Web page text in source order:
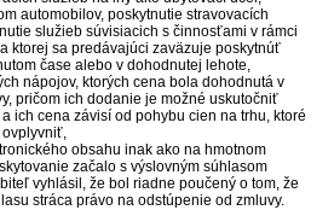
automobilov, poskytnutie stravovacích
služieb súvisiacich s činnosťami v rámci
ktorej sa predávajúci zaväzuje poskytnúť
čase alebo v dohodnutej lehote,
nápojov, ktorých cena bola dohodnutá v
pričom ich dodanie je možné uskutočniť
ich cena závisí od pohybu cien na trhu, ktoré
obsahu inak ako na hmotnom
začalo s výslovným súhlasom
vyhlásil, že bol riadne poučený o tom, že
stráca právo na odstúpenie od zmluvy.